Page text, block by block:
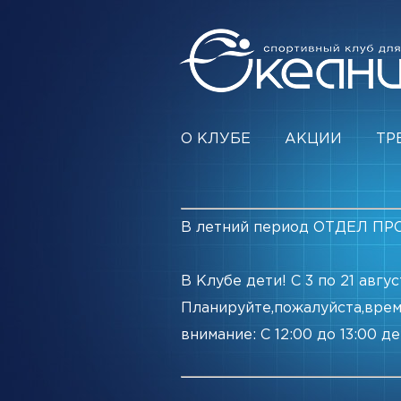
О КЛУБЕ АКЦИИ
В летний период ОТДЕЛ
В Клубе дети! С 3 по 21
внимание: С 12:00 до 13:00